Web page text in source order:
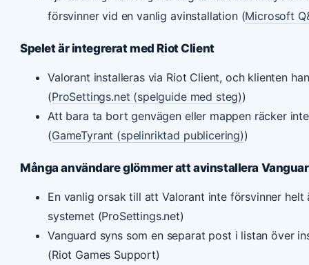
försvinner vid en vanlig avinstallation (Microsoft
Spelet är integrerat med Riot Client
Valorant installeras via Riot Client, och klienten
(ProSettings.net (spelguide med steg))
Att bara ta bort genvägen eller mappen räcker
(GameTyrant (spelinriktad publicering))
Många användare glömmer att avinstallera
En vanlig orsak till att Valorant inte försvinner
systemet (ProSettings.net)
Vanguard syns som en separat post i listan över
(Riot Games Support)